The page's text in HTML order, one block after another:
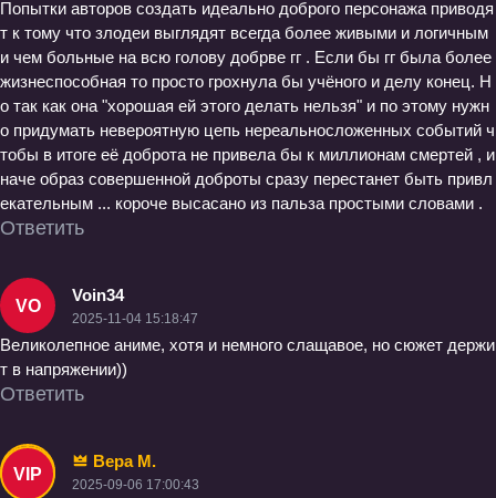
Попытки авторов создать идеально доброго персонажа приводя
т к тому что злодеи выглядят всегда более живыми и логичным
и чем больные на всю голову добрве гг . Если бы гг была более
жизнеспособная то просто грохнула бы учёного и делу конец. Н
о так как она "хорошая ей этого делать нельзя" и по этому нужн
о придумать невероятную цепь нереальносложенных событий ч
тобы в итоге её доброта не привела бы к миллионам смертей , и
наче образ совершенной доброты сразу перестанет быть привл
екательным ... короче высасано из пальза простыми словами .
Ответить
VO
Voin34
2025-11-04 15:18:47
Великолепное аниме, хотя и немного слащавое, но сюжет держи
т в напряжении))
Ответить
VIP
Вера М.
2025-09-06 17:00:43